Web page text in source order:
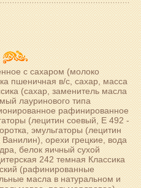
с сахаром (молоко
пшеничная в/с, сахар, масса
(сахар, заменитель масла
лауринового типа
рафинированное
(лецитин соевый, Е 492 -
эмульгаторы (лецитин
орехи грецкие, вода
белок яичный сухой
242 темная Классика
(рафинированные
масла в натуральном и